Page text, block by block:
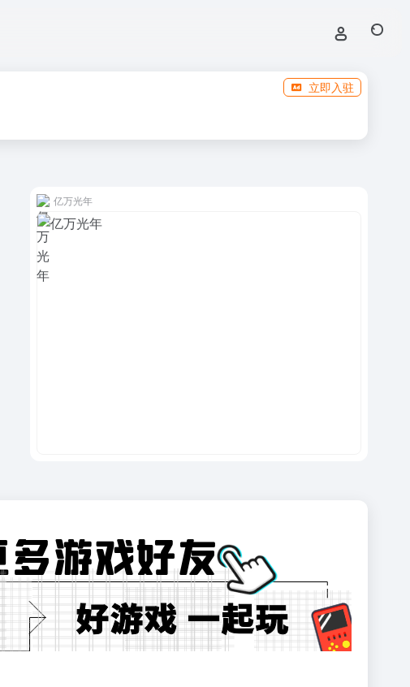
立即入驻
亿万光年